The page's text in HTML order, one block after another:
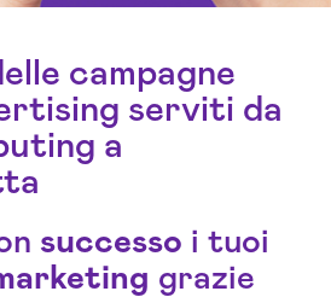
campagne
serviti da
a
successo i tuoi
grazie